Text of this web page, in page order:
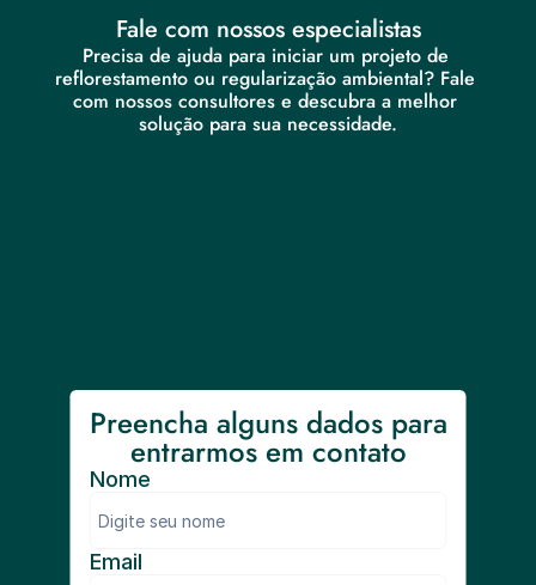
Fale com nossos especialistas
Precisa de ajuda para iniciar um projeto de
reflorestamento ou regularização ambiental? Fale
com nossos consultores e descubra a melhor
solução para sua necessidade.
Preencha alguns dados para
entrarmos em contato
Email
Nome